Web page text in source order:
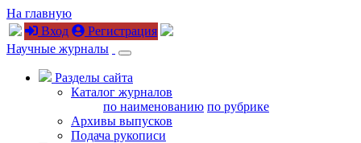
На главную
Вход
Регистрация
Научные журналы
Разделы сайта
Каталог журналов
по наименованию по рубрике
Архивы выпусков
Подача рукописи